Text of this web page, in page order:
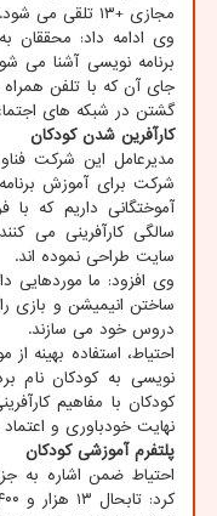
مجازی +۱۳ تلقی می شود.
وی ادامه داد: محققان
برنامه نویسی آشنا می
جای آن که با تلفن
گشتن در شبکه های
کارآفرین شدن کودکان
مدیرعامل این شرکت
شرکت برای آموزش
سالگی کارآفرینی می
سایت طراحی نموده اند.
وی افزود: ما موردهایی
ساختن انیمیشن و بازی
دروس خود می سازند.
احتیاط، استفاده بهینه
نویسی به کودکان نام
کودکان با مفاهیم
نهایت خودباوری و
پلتفرم آموزشی کودکان
احتیاط ضمن اشاره به